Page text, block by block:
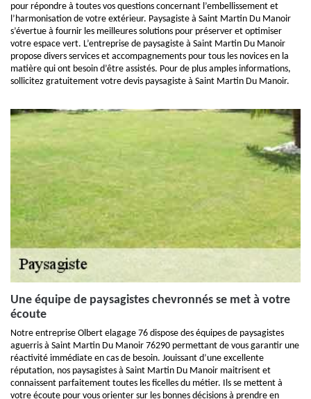
pour répondre à toutes vos questions concernant l’embellissement et
l’harmonisation de votre extérieur. Paysagiste à Saint Martin Du Manoir
s’évertue à fournir les meilleures solutions pour préserver et optimiser
votre espace vert. L’entreprise de paysagiste à Saint Martin Du Manoir
propose divers services et accompagnements pour tous les novices en la
matière qui ont besoin d’être assistés. Pour de plus amples informations,
sollicitez gratuitement votre devis paysagiste à Saint Martin Du Manoir.
Une équipe de paysagistes chevronnés se met à votre
écoute
Notre entreprise Olbert elagage 76 dispose des équipes de paysagistes
aguerris à Saint Martin Du Manoir 76290 permettant de vous garantir une
réactivité immédiate en cas de besoin. Jouissant d’une excellente
réputation, nos paysagistes à Saint Martin Du Manoir maitrisent et
connaissent parfaitement toutes les ficelles du métier. Ils se mettent à
votre écoute pour vous orienter sur les bonnes décisions à prendre en